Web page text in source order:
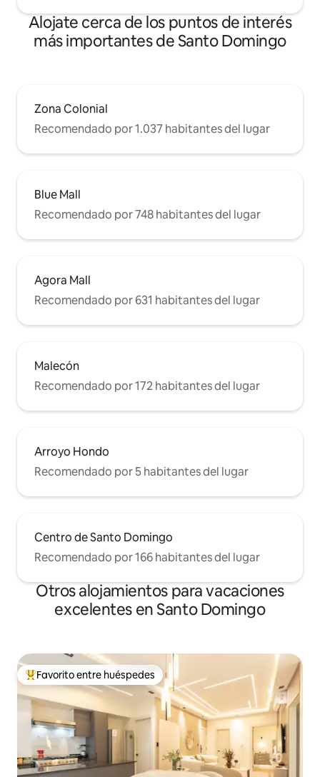
Alojate cerca de los puntos de interés
más importantes de Santo Domingo
Zona Colonial
Recomendado por 1.037 habitantes del lugar
Blue Mall
Recomendado por 748 habitantes del lugar
Agora Mall
Recomendado por 631 habitantes del lugar
Malecón
Recomendado por 172 habitantes del lugar
Arroyo Hondo
Recomendado por 5 habitantes del lugar
Centro de Santo Domingo
Recomendado por 166 habitantes del lugar
Otros alojamientos para vacaciones
excelentes en Santo Domingo
Favorito entre los huéspedes más destacados
Favorito entre huéspedes